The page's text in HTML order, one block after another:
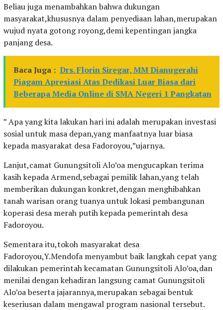
Beliau juga menambahkan bahwa dukungan
masyarakat,khususnya dalam penyediaan lahan,merupakan
wujud nyata gotong royong,demi kepentingan jangka
panjang desa.
Baca Juga : Drs. Florin Siregar, MM Dianugerahi
Piagam Apresiasi Atas Dedikasi Luar Biasa dari
Beberapa Media Online di SMA Negeri 1 Pangkatan
” Apa yang kita lakukan hari ini adalah merupakan investasi
sosial untuk masa depan,yang manfaatnya luar biasa
kepada masyarakat desa Fadoroyou,”ujarnya.
Lanjut,camat Gunungsitoli Alo’oa mengucapkan terima
kasih kepada Armend,sebagai pemilik lahan,yang telah
memberikan dukungan konkret,dengan menghibahkan
tanah warisan orang tuanya untuk lokasi pembangunan
koperasi desa merah putih kepada pemerintah desa
Fadoroyou.
Sementara itu,tokoh masyarakat desa
Fadoroyou,Y.Mendofa menyambut baik langkah cepat yang
dilakukan pemerintah kecamatan Gunungsitoli Alo’oa,dan
menilai dengan kehadiran langsung camat Gunungsitoli
Alo’oa beserta jajarannya,merupakan sebagai bentuk
keseriusan dalam mengawal program nasional tersebut.